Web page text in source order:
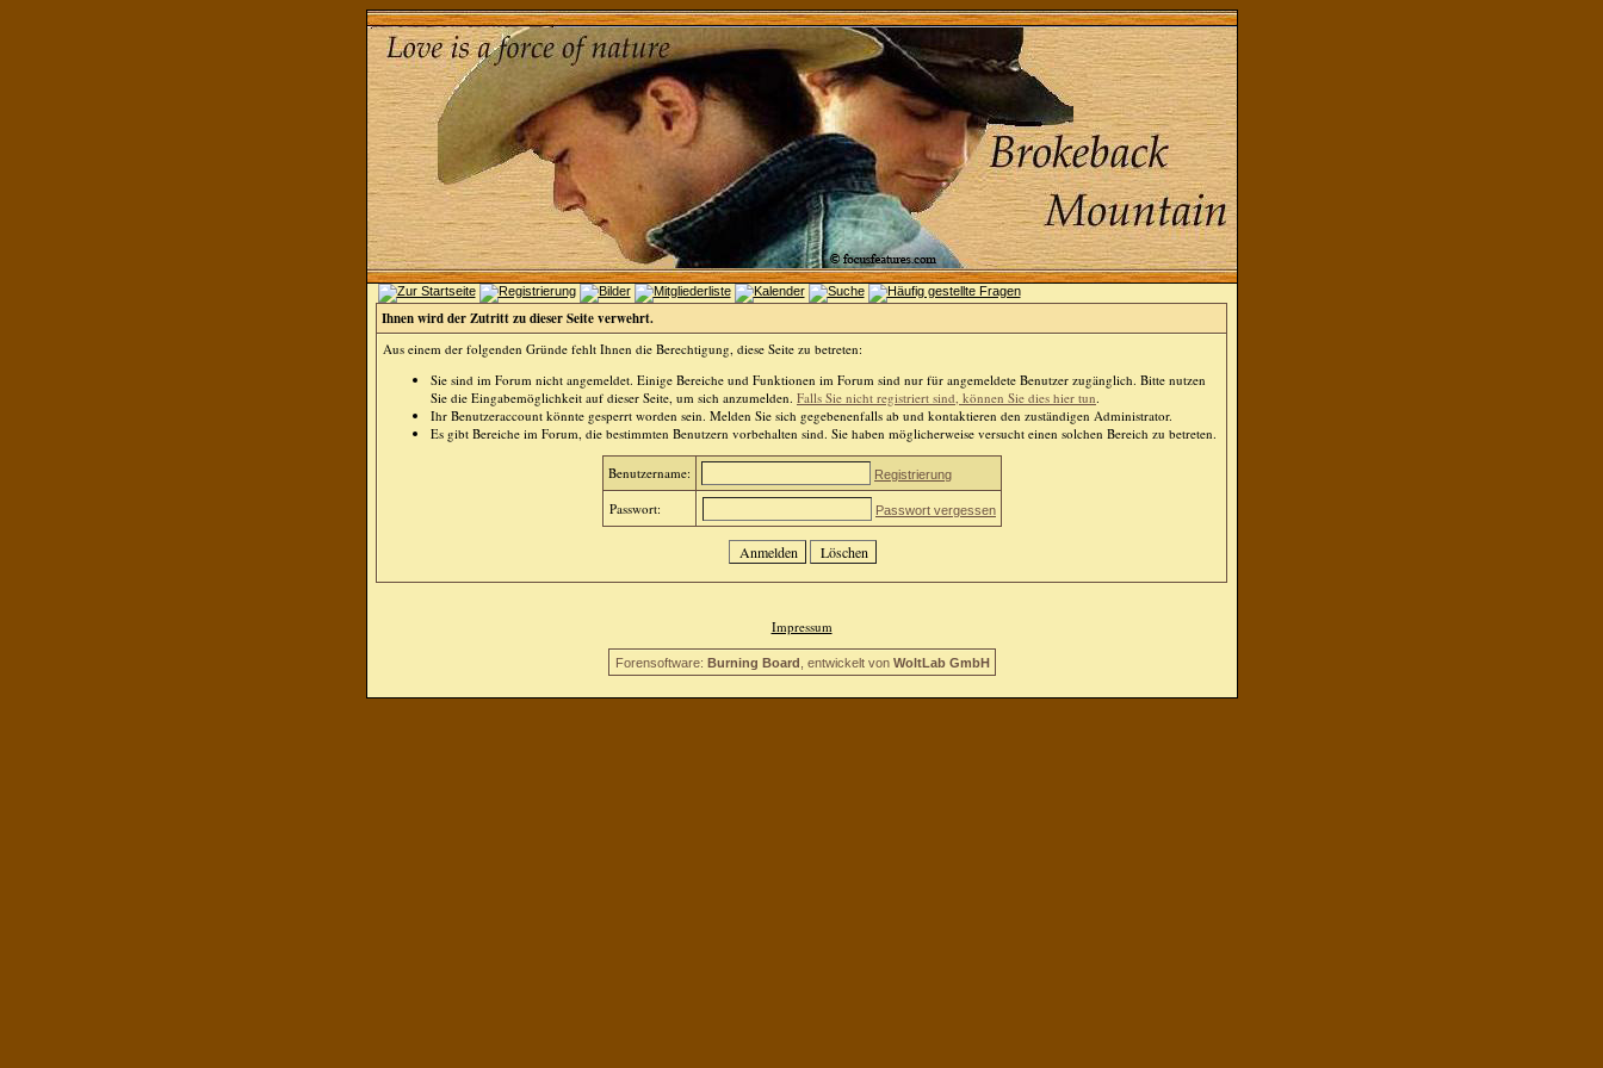
Ihnen wird der Zutritt zu dieser Seite verwehrt.
Aus einem der folgenden Gründe fehlt Ihnen die Berechtigung, diese Seite zu betreten:
Sie sind im Forum nicht angemeldet. Einige Bereiche und Funktionen im Forum sind nur für angemeldete Benutzer zugänglich. Bitte nutzen
Sie die Eingabemöglichkeit auf dieser Seite, um sich anzumelden. Falls Sie nicht registriert sind, können Sie dies hier tun.
Ihr Benutzeraccount könnte gesperrt worden sein. Melden Sie sich gegebenenfalls ab und kontaktieren den zuständigen Administrator.
Es gibt Bereiche im Forum, die bestimmten Benutzern vorbehalten sind. Sie haben möglicherweise versucht einen solchen Bereich zu betreten.
Benutzername: Registrierung
Passwort: Passwort vergessen
Impressum
Forensoftware: Burning Board , entwickelt von WoltLab GmbH